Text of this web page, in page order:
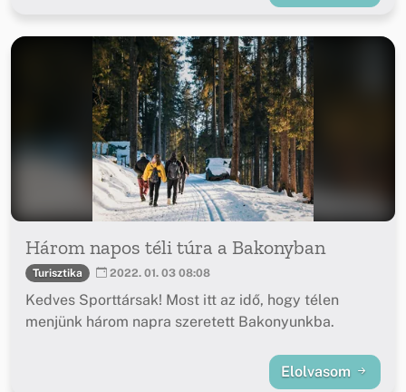
Három napos téli túra a Bakonyban
Turisztika 2022. 01. 03 08:08
Kedves Sporttársak! Most itt az idő, hogy télen
menjünk három napra szeretett Bakonyunkba.
Elolvasom